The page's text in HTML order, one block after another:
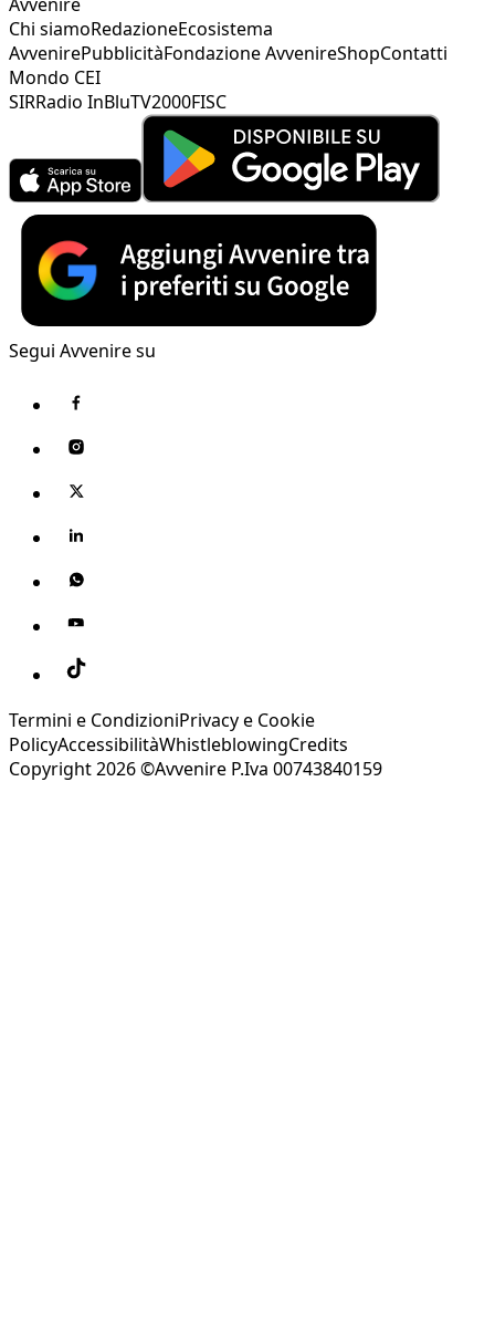
Chi siamoRedazioneEcosistema
AvvenirePubblicitàFondazione AvvenireShopContatti
Mondo CEI
SIRRadio InBluTV2000FISC
Segui Avvenire su
Termini e CondizioniPrivacy e Cookie
PolicyAccessibilitàWhistleblowingCredits
Copyright 2026 ©Avvenire P.Iva 00743840159